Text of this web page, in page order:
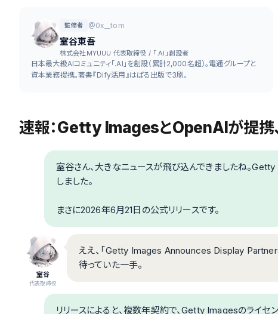
監修者 @0x__tom
室谷東吾
株式会社MYUUU 代表取締役 / 「.AI」創設者
日本最大級AIコミュニティ「.AI」を創設（累計2,000名超）。電通グループと
資本業務提携。著書『Dify活用』はぱる出版で3刷。
速報：Getty ImagesとOpenAIが提携
室谷さん、大きなニュースが飛び込んできましたね。
しました。
まさに2026年6月21日の公式リリースです。
室谷
代表取締役
ええ、「Getty Images Announces Display
待っていた一手。
リリースによると、複数年契約で、Getty Imagesのライ